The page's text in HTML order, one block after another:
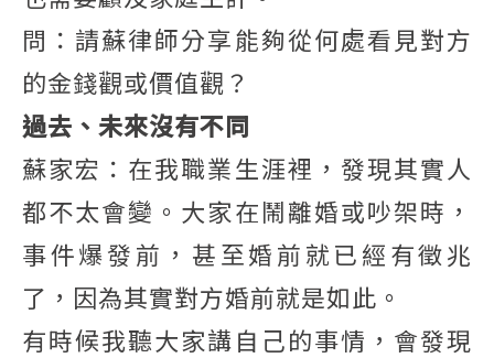
問：請蘇律師分享能夠從何處看見對方
的金錢觀或價值觀？
過去、未來沒有不同
蘇家宏：在我職業生涯裡，發現其實人
都不太會變。大家在鬧離婚或吵架時，
事件爆發前，甚至婚前就已經有徵兆
了，因為其實對方婚前就是如此。
有時候我聽大家講自己的事情，會發現